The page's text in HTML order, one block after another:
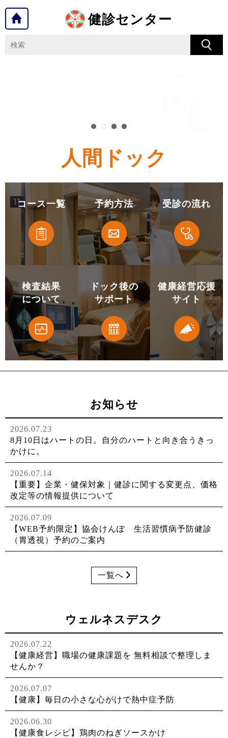
健診センター
人間ドック
コース一覧 予約方法 受診の流れ
検査結果
について
ドック後の
サポート
健康経営応援
サイト
お知らせ
2026.07.23
8月10日はハートの日。自分のハートと向き合うきっ
かけに。
2026.07.14
【重要】企業・健保対象｜健診に関する変更点、価格
改定等の情報提供について
2026.07.09
【WEB予約限定】協会けんぽ 生活習慣病予防健診
（胃透視）予約のご案内
一覧へ
ウェルネスデスク
2026.07.22
【健康経営】職場の健康課題を 無料相談で整理しま
せんか？
2026.07.07
【健康】毎日の小さな心がけで熱中症予防
2026.06.30
【健康食レシピ】鶏肉のねぎソースかけ